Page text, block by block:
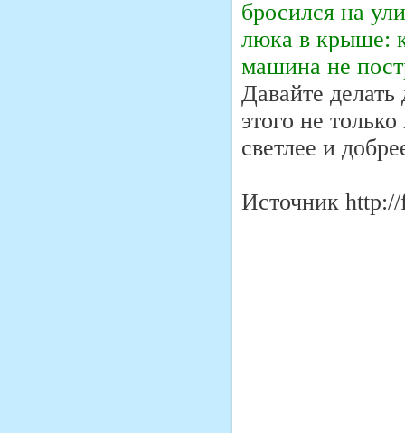
бросился на
люка в крыше:
машина не
Давайте
этого не
светлее и
Источник